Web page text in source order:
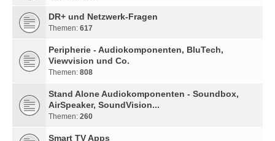
DR+ und Netzwerk-Fragen
Themen: 617
Peripherie - Audiokomponenten, BluTech,
Viewvision und Co.
Themen: 808
Stand Alone Audiokomponenten - Soundbox,
AirSpeaker, SoundVision...
Themen: 260
Smart TV Apps